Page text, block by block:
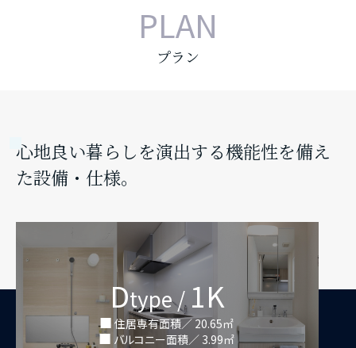
PLAN
プラン
心地良い暮らしを演出する機能性を備え
た設備・仕様。
Dtype /1K
住居専有面積／ 20.65㎡
バルコニー面積／ 3.99㎡